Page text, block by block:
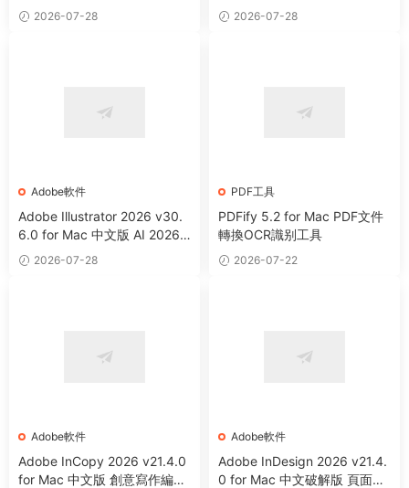
等資源管理器
2026-07-28
視頻音頻編碼器
2026-07-28
Adobe軟件
Adobe Illustrator 2026 v30.
6.0 for Mac 中文版 AI 2026
矢量圖形設計軟件
2026-07-28
PDF工具
PDFify 5.2 for Mac PDF文件
轉換OCR識别工具
2026-07-22
Adobe軟件
Adobe InCopy 2026 v21.4.0
for Mac 中文版 創意寫作編輯
Adobe軟件
Adobe InDesign 2026 v21.4.
0 for Mac 中文破解版 頁面設